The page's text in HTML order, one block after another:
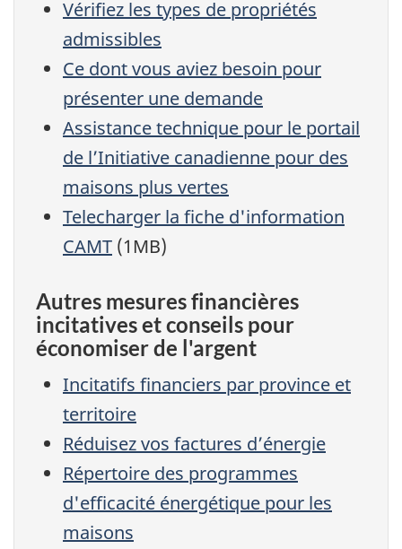
Vérifiez les types de propriétés
admissibles
Ce dont vous aviez besoin pour
présenter une demande
Assistance technique pour le portail
de l’Initiative canadienne pour des
maisons plus vertes
Telecharger la fiche d'information
CAMT (1MB)
Autres mesures financières
incitatives et conseils pour
économiser de l'argent
Incitatifs financiers par province et
territoire
Réduisez vos factures d’énergie
Répertoire des programmes
d'efficacité énergétique pour les
maisons